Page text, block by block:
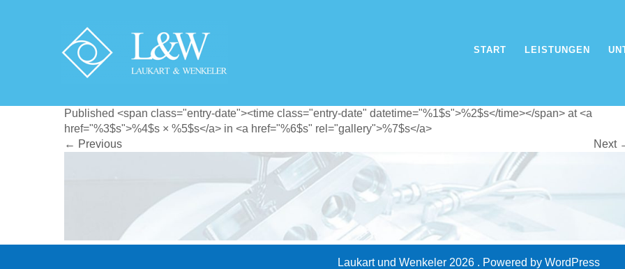
LAUKART UND WENKELER
START LEISTUNGEN
Published <span class="entry-date"><time class="entry-date" datetime="%1$s">%2$s</time></span> at <a
href="%3$s">%4$s × %5$s</a> in <a href="%6$s" rel="gallery">%7$s</a>
← Previous Next
Laukart und Wenkeler 2026 . Powered by WordPress